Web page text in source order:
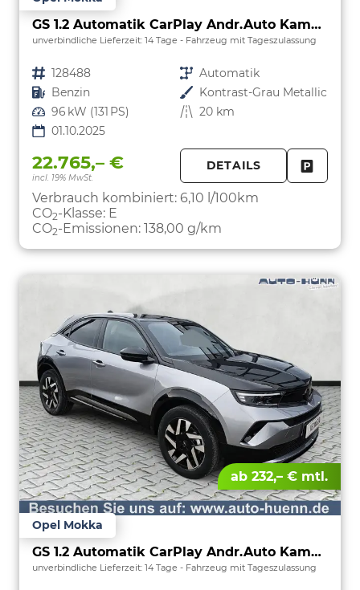
GS 1.2 Automatik CarPlay Andr.Auto Kamera
unverbindliche Lieferzeit: 14 Tage Fahrzeug mit Tageszulassung
Fahrzeugnr. 128488 Getriebe Automatik
Kraftstoff Benzin Außenfarbe Kontrast-Grau Metallic
Leistung 96 kW (131 PS) Kilometerstand 20 km
01.10.2025
22.765,– €
incl. 19% MwSt.
DETAILS
Verbrauch kombiniert: 6,10 l/100km
CO2-Klasse: E
CO2-Emissionen: 138,00 g/km
ab 232,– € mtl.
Opel Mokka
GS 1.2 Automatik CarPlay Andr.Auto Kamera
unverbindliche Lieferzeit: 14 Tage Fahrzeug mit Tageszulassung